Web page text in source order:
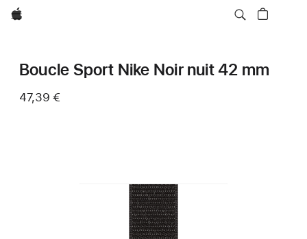
Apple
Boucle Sport Nike Noir nuit 42 mm
47,39 €